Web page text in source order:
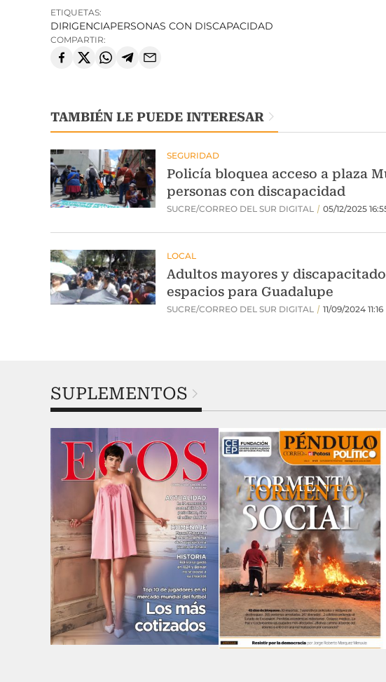
ETIQUETAS:
DIRIGENCIAPERSONAS CON DISCAPACIDAD
COMPARTIR:
TAMBIÉN LE PUEDE INTERESAR
SUPLEMENTOS